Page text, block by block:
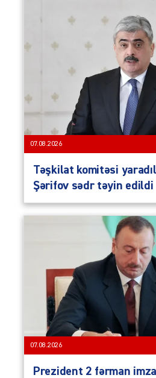
07.08.2026
Təşkilat komitəsi
Şərifov sədr təyin edildi
07.08.2026
Prezident 2 fərman